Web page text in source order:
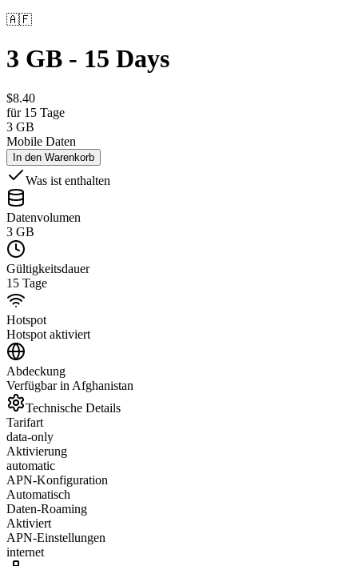
🇦🇫
3 GB - 15 Days
$8.40
für 15 Tage
3 GB
Mobile Daten
In den Warenkorb
Was ist enthalten
Datenvolumen
3 GB
Gültigkeitsdauer
15 Tage
Hotspot
Hotspot aktiviert
Abdeckung
Verfügbar in Afghanistan
Technische Details
Tarifart
data-only
Aktivierung
automatic
APN-Konfiguration
Automatisch
Daten-Roaming
Aktiviert
APN-Einstellungen
internet